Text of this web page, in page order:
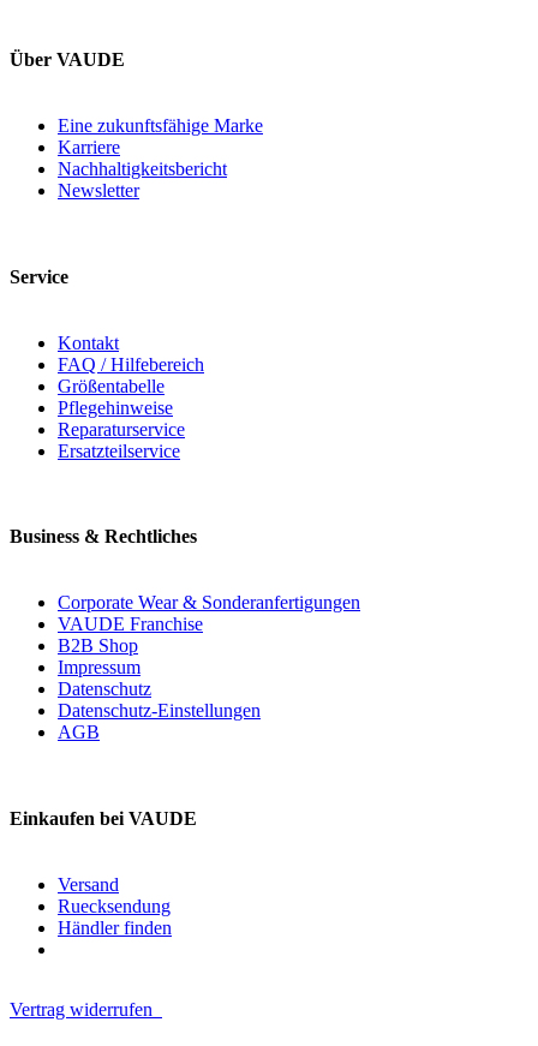
Über VAUDE
Eine zukunftsfähige Marke
Karriere
Nachhaltigkeitsbericht
Newsletter
Service
Kontakt
FAQ / Hilfebereich
Größentabelle
Pflegehinweise
Reparaturservice
Ersatzteilservice
Business & Rechtliches
Corporate Wear & Sonderanfertigungen
VAUDE Franchise
B2B Shop
Impressum
Datenschutz
Datenschutz-Einstellungen
AGB
Einkaufen bei VAUDE
Versand
Ruecksendung
Händler finden
Vertrag widerrufen